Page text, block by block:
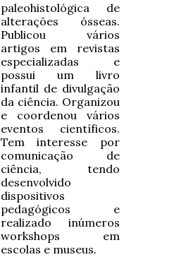
paleohistológica de
alterações ósseas.
Publicou vários
artigos em revistas
especializadas e
possui um livro
infantil de divulgação
da ciência. Organizou
e coordenou vários
eventos científicos.
Tem interesse por
comunicação de
ciência, tendo
desenvolvido
dispositivos
pedagógicos e
realizado inúmeros
workshops em
escolas e museus.